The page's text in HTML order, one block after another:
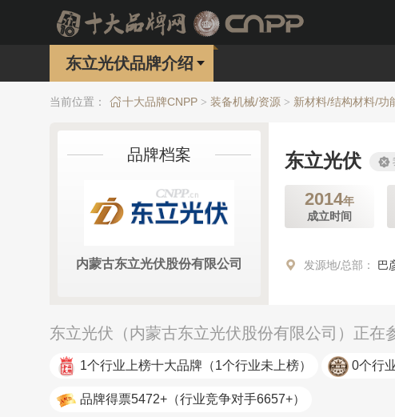
东立光伏品牌介绍
当前位置： 十大品牌CNPP > 装备机械/资源 > 新材料/结构材料/功
品牌档案
内蒙古东立光伏股份有限公司
东立光伏
2014年
成立时间
发源地/总部： 巴
东立光伏（内蒙古东立光伏股份有限公司）正在
1个行业上榜十大品牌 （1个行业未上榜） 0个行
品牌得票5472+ （行业竞争对手6657+）